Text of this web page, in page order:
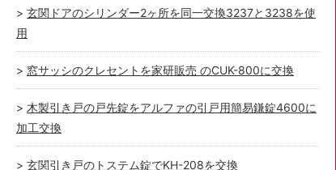
玄関ドアのシリンダー2ヶ所を同一交換3237と3238を使
用
窓サッシのクレセントを家研販売 のCUK-800に交換
木製引き戸の戸先錠をアルファの引戸用簡易鎌錠4600に
加工交換
玄関引き戸のトステム錠でKH-208を交換